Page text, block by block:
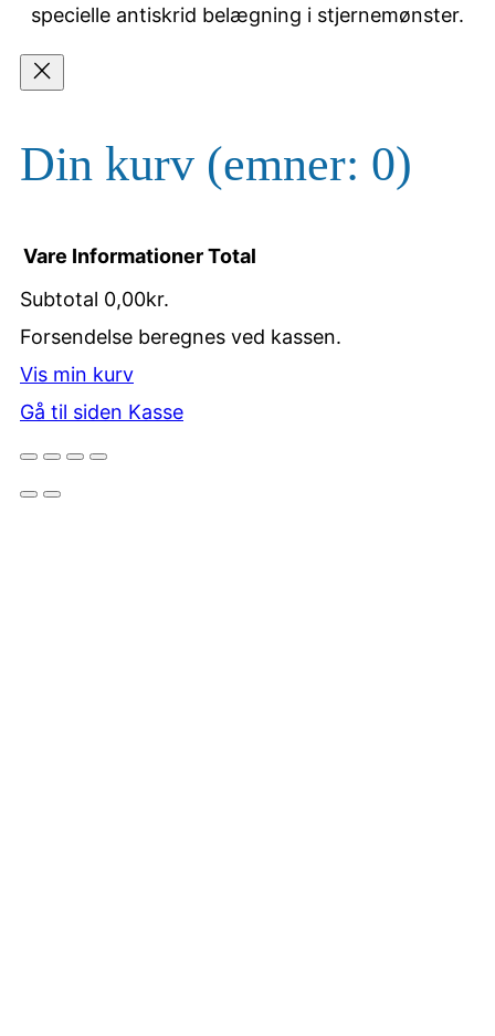
specielle antiskrid belægning i stjernemønster.
Din kurv (emner: 0)
Varer
i
indkøbskurv
Vare InformationerTotal
Subtotal 0,00kr.
Forsendelse beregnes ved kassen.
Vis min kurv
Gå til siden Kasse